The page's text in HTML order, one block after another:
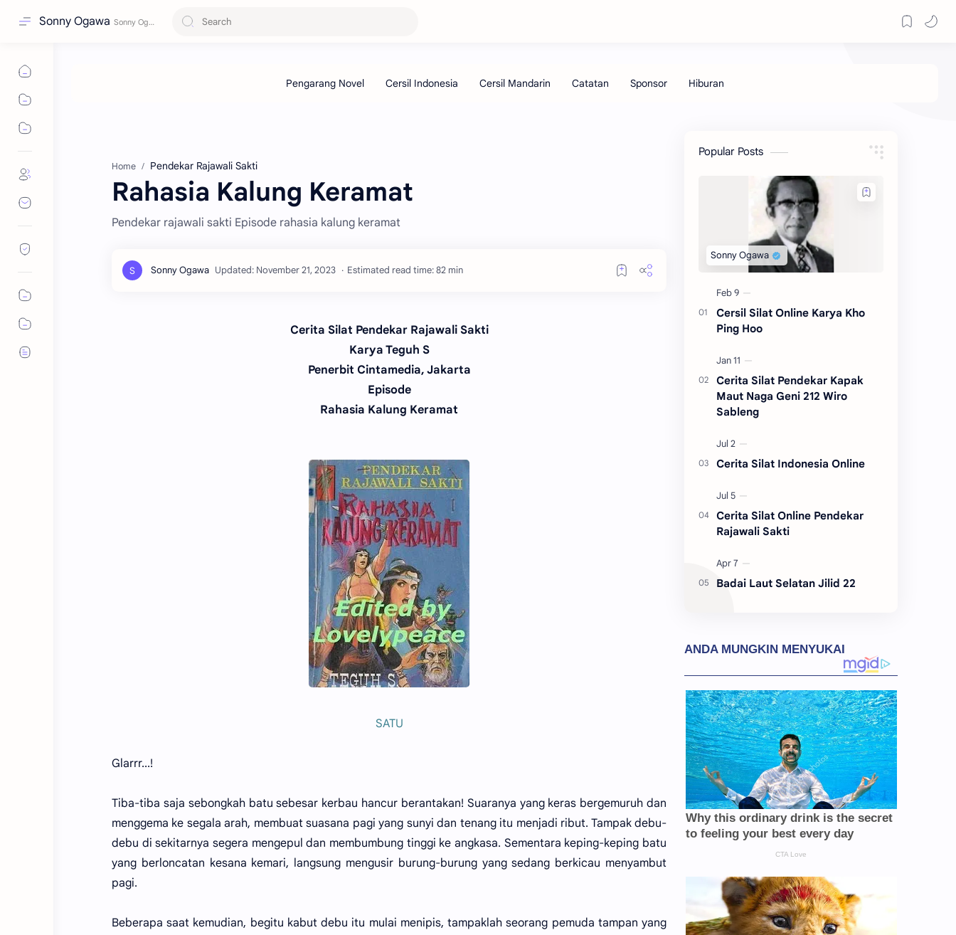
Sonny Ogawa
Home Pendekar Rajawali Sakti
Rahasia Kalung Keramat
Pendekar rajawali sakti Episode rahasia kalung keramat
Estimated read time: 82 min
Cerita Silat Pendekar Rajawali Sakti
Karya Teguh S
Penerbit Cintamedia, Jakarta
Episode
Rahasia Kalung Keramat
SATU
Glarrr...!
Tiba-tiba saja sebongkah batu sebesar kerbau hancur berantakan! Suaranya yang keras bergemuruh dan
menggema ke segala arah, membuat suasana pagi yang sunyi dan tenang itu menjadi ribut. Tampak debu-
debu di sekitarnya segera mengepul dan membumbung tinggi ke angkasa. Sementara keping-keping batu
yang berloncatan kesana kemari, langsung mengusir burung-burung yang sedang berkicau menyambut
pagi.
Beberapa saat kemudian, begitu kabut debu itu mulai menipis, tampaklah seorang pemuda tampan yang
Popular Posts
Cersil Silat Online Karya Kho
Ping Hoo
Cerita Silat Pendekar Kapak
Maut Naga Geni 212 Wiro
Sableng
Cerita Silat Indonesia Online
Cerita Silat Online Pendekar
Rajawali Sakti
Badai Laut Selatan Jilid 22